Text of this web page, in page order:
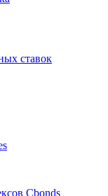
ставок